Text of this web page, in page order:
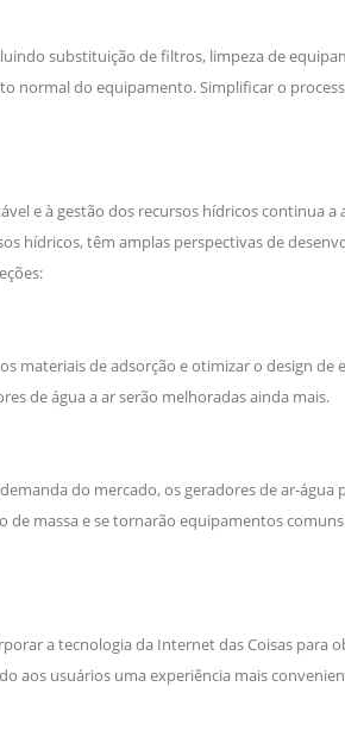
substituição de filtros, limpeza de
normal do equipamento. Simplificar o
e à gestão dos recursos hídricos continua a
hídricos, têm amplas perspectivas de
materiais de adsorção e otimizar o design de
de água a ar serão melhoradas ainda mais.
do mercado, os geradores de ar-água
massa e se tornarão equipamentos
a tecnologia da Internet das Coisas para
aos usuários uma experiência mais